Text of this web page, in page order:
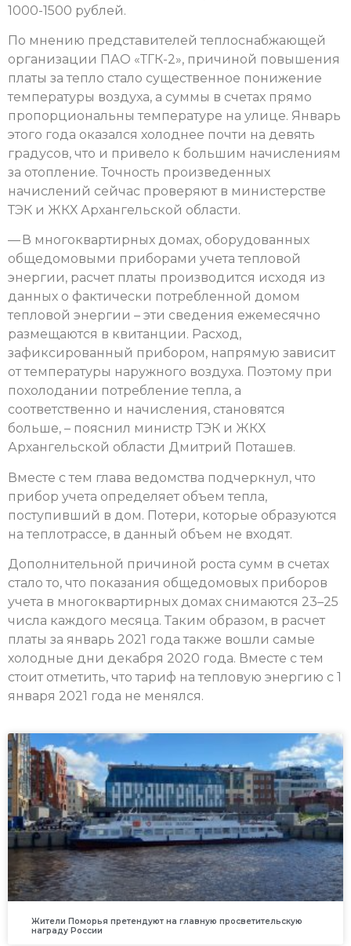
1000-1500 рублей.
По мнению представителей теплоснабжающей
организации ПАО «ТГК-2», причиной повышения
платы за тепло стало существенное понижение
температуры воздуха, а суммы в счетах прямо
пропорциональны температуре на улице. Январь
этого года оказался холоднее почти на девять
градусов, что и привело к большим начислениям
за отопление. Точность произведенных
начислений сейчас проверяют в министерстве
ТЭК и ЖКХ Архангельской области.
— В многоквартирных домах, оборудованных
общедомовыми приборами учета тепловой
энергии, расчет платы производится исходя из
данных о фактически потребленной домом
тепловой энергии – эти сведения ежемесячно
размещаются в квитанции. Расход,
зафиксированный прибором, напрямую зависит
от температуры наружного воздуха. Поэтому при
похолодании потребление тепла, а
соответственно и начисления, становятся
больше, – пояснил министр ТЭК и ЖКХ
Архангельской области Дмитрий Поташев.
Вместе с тем глава ведомства подчеркнул, что
прибор учета определяет объем тепла,
поступивший в дом. Потери, которые образуются
на теплотрассе, в данный объем не входят.
Дополнительной причиной роста сумм в счетах
стало то, что показания общедомовых приборов
учета в многоквартирных домах снимаются 23–25
числа каждого месяца. Таким образом, в расчет
платы за январь 2021 года также вошли самые
холодные дни декабря 2020 года. Вместе с тем
стоит отметить, что тариф на тепловую энергию с 1
января 2021 года не менялся.
Жители Поморья претендуют на главную просветительскую
награду России